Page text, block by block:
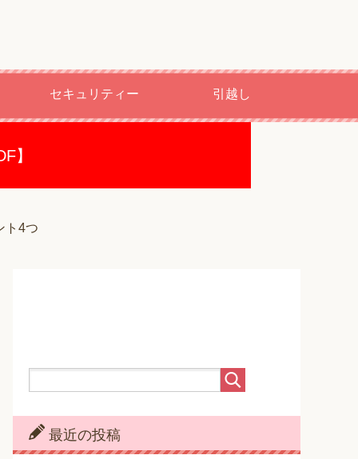
セキュリティー 引越し
】
ト4つ
最近の投稿